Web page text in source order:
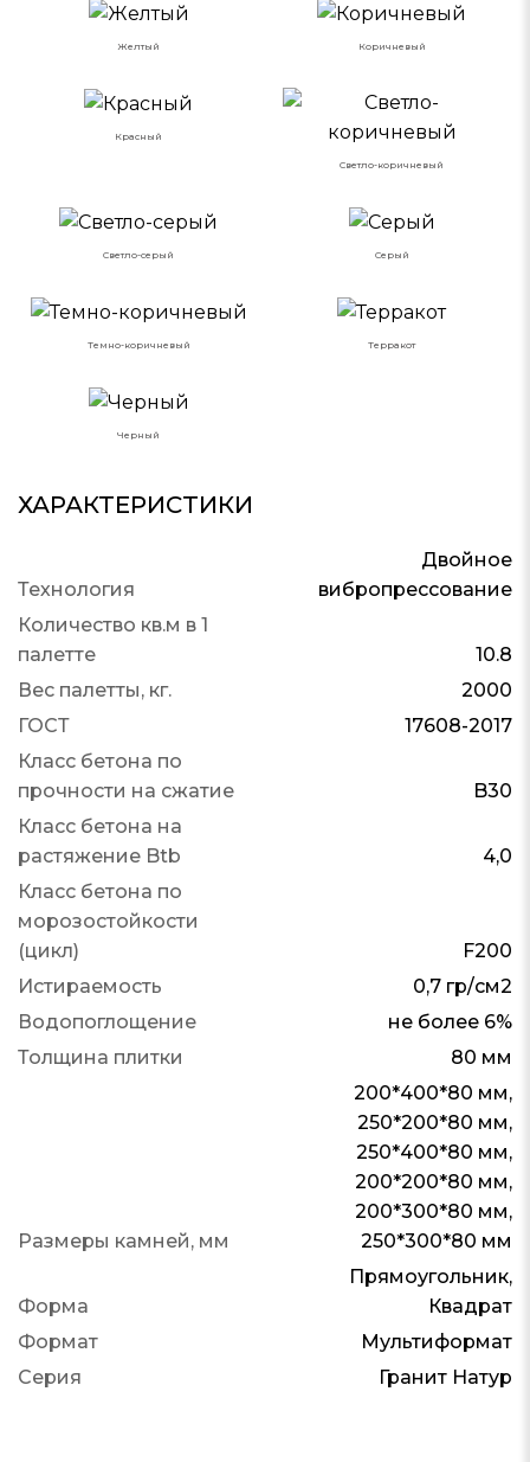
Желтый Коричневый
Красный
Светло-коричневый
Светло-серый Серый
Темно-коричневый Терракот
Черный
ХАРАКТЕРИСТИКИ
Технология
Двойное
вибропрессование
Количество кв.м в 1
палетте
10.8
Вес палетты, кг.
2000
ГОСТ
17608-2017
Класс бетона по
прочности на сжатие
B30
Класс бетона на
растяжение Btb
4,0
Класс бетона по
морозостойкости
(цикл)
F200
Истираемость
0,7 гр/см2
Водопоглощение
не более 6%
Толщина плитки
80 мм
Размеры камней, мм
200*400*80 мм,
250*200*80 мм,
250*400*80 мм,
200*200*80 мм,
200*300*80 мм,
250*300*80 мм
Форма
Прямоугольник,
Квадрат
Формат
Мультиформат
Серия
Гранит Натур